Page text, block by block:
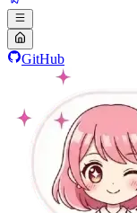
GitHub